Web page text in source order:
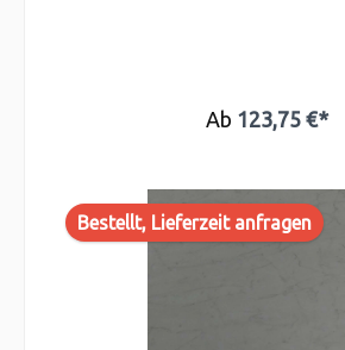
Ab 123,75 €*
Bestellt, Lieferzeit anfragen